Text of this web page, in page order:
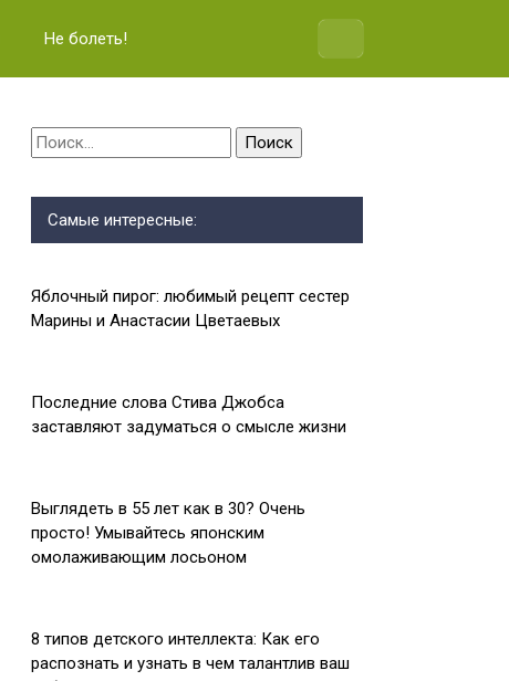
Не болеть!
Найти:
Самые интересные:
Яблочный пирог: любимый рецепт сестер
Марины и Анастасии Цветаевых
Последние слова Стива Джобса
заставляют задуматься о смысле жизни
Выглядеть в 55 лет как в 30? Очень
просто! Умывайтесь японским
омолаживающим лосьоном
8 типов детского интеллекта: Как его
распознать и узнать в чем талантлив ваш